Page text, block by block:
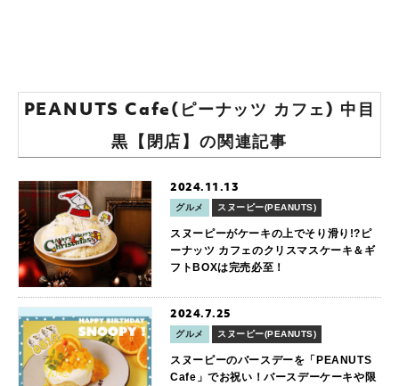
PEANUTS Cafe(ピーナッツ カフェ) 中目
黒【閉店】の関連記事
2024.11.13
グルメ スヌーピー(PEANUTS)
スヌーピーがケーキの上でそり滑り!?ピ
ーナッツ カフェのクリスマスケーキ＆ギ
フトBOXは完売必至！
2024.7.25
グルメ スヌーピー(PEANUTS)
スヌーピーのバースデーを「PEANUTS
Cafe」でお祝い！バースデーケーキや限